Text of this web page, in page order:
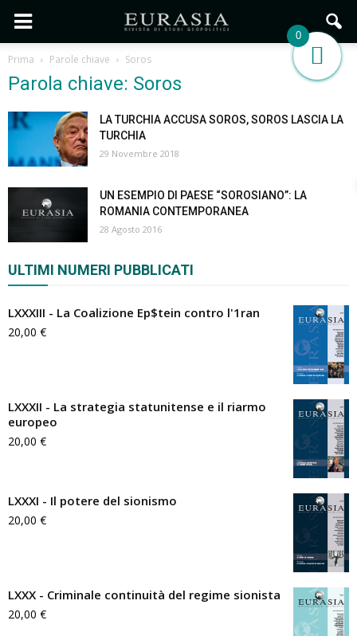
Prima Parole chiave Soros
Parola chiave: Soros
LA TURCHIA ACCUSA SOROS, SOROS LASCIA LA
TURCHIA
29 Novembre 2018
UN ESEMPIO DI PAESE “SOROSIANO”: LA
ROMANIA CONTEMPORANEA
28 Agosto 2016
ULTIMI NUMERI PUBBLICATI
LXXXIII - La Coalizione Ep$tein contro l'1ran
20,00 €
LXXXII - La strategia statunitense e il riarmo
europeo
20,00 €
LXXXI - Il potere del sionismo
20,00 €
LXXX - Criminale continuità del regime sionista
20,00 €
0